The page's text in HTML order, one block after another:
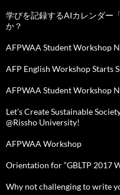
学びを記録するAIカレンダー
か？
AFPWAA Student Workshop
AFP English Workshop Starts
AFPWAA Student Workshop
Let’s Create Sustainable
@Rissho University!
AFPWAA Workshop
Orientation for “GBLTP 2017
Why not challenging to write